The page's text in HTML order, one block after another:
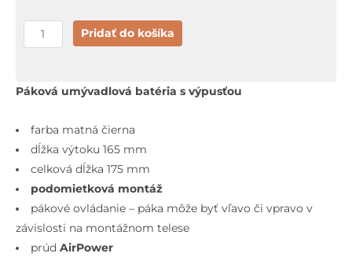
množstvo
Hansgrohe
S
batéria
pod
omietku,
výpusťou,
2-
otvorová
Pridať do košíka
Páková umývadlová batéria s výpusťou
farba matná čierna
dĺžka výtoku 165 mm
celková dĺžka 175 mm
podomietková montáž
pákové ovládanie – páka môže byť vľavo či vpravo v
závislosti na montážnom telese
prúd AirPower